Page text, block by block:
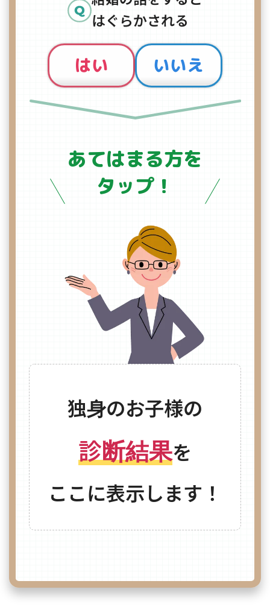
はぐらかされる
はい いいえ
あてはまる方を
タップ！
独身のお子様の
診断結果を
ここに表示します！